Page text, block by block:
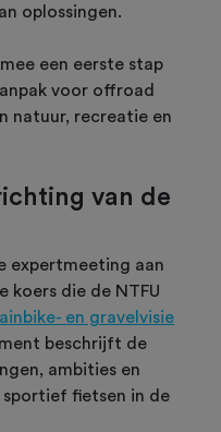
oplossingen.
een eerste stap
voor offroad
natuur, recreatie en
van de
expertmeeting aan
koers die de NTFU
en gravelvisie
beschrijft de
ambities en
fietsen in de